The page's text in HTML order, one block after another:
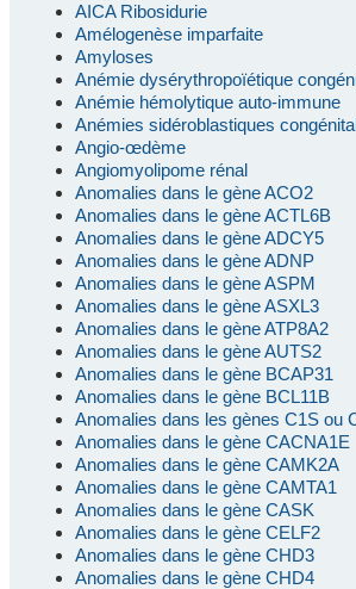
AICA Ribosidurie
Amélogenèse imparfaite
Amyloses
Anémie dysérythropoïétique
Anémie hémolytique auto-immune
Anémies sidéroblastiques
Angio-œdème
Angiomyolipome rénal
Anomalies dans le gène ACO2
Anomalies dans le gène ACTL6B
Anomalies dans le gène ADCY5
Anomalies dans le gène ADNP
Anomalies dans le gène ASPM
Anomalies dans le gène ASXL3
Anomalies dans le gène ATP8A2
Anomalies dans le gène AUTS2
Anomalies dans le gène BCAP31
Anomalies dans le gène BCL11B
Anomalies dans les gènes C1S ou
Anomalies dans le gène CACNA1E
Anomalies dans le gène CAMK2A
Anomalies dans le gène CAMTA1
Anomalies dans le gène CASK
Anomalies dans le gène CELF2
Anomalies dans le gène CHD3
Anomalies dans le gène CHD4